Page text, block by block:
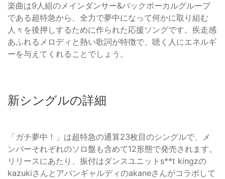
楽曲は9人組のメインダンサー&バックボーカルグループ
である超特急から、全力で夢中になって何かに取り組む
人々を後押しするために作られた応援ソングです。疾走感
あふれるメロディと熱い歌詞が特徴で、聴く人にエネルギ
ーを与えてくれることでしょう。
新シングルの詳細
「ガチ夢中！」は超特急の通算23枚目のシングルで、メ
ンバーそれぞれのソロ盤も含めて12形態で発売されます。
リリースにあたり、振付はダンスユニットs**t kingzの
kazukiさんとアバンギャルディのakaneさんがコラボして